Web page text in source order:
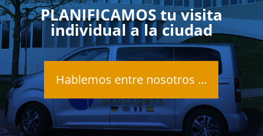
PLANIFICAMOS tu visita
individual a la ciudad
Hablemos entre nosotros ...